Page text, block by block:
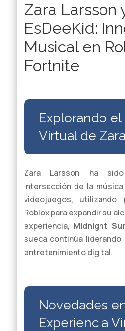
Zara Larsson
EsDeeKid:
Musical en
Fortnite
Explorando
Virtual de
Zara Larsson ha
intersección de la
videojuegos, utilizando
Roblox para expandir su
experiencia, Midnight
sueca continúa liderando
entretenimiento digital.
Novedades
Experiencia